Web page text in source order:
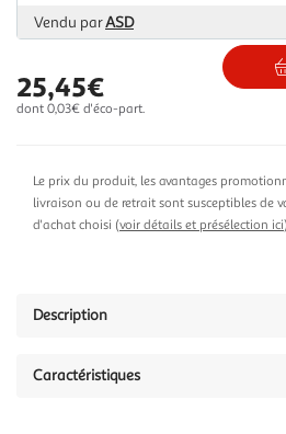
Vendu parASD
25,45€
dont 0,03€ d'éco-part.
Le prix du produit, les avantages
livraison ou de retrait sont susceptibles de
d'achat choisi (voir détails et présélection ici)
Description
Caractéristiques